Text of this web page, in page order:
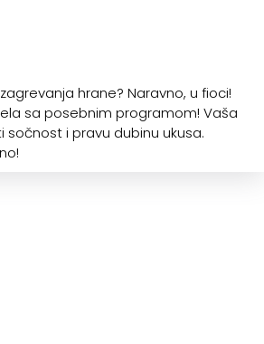
hrane? Naravno, u fioci!
sa posebnim programom! Vaša
i pravu dubinu ukusa.